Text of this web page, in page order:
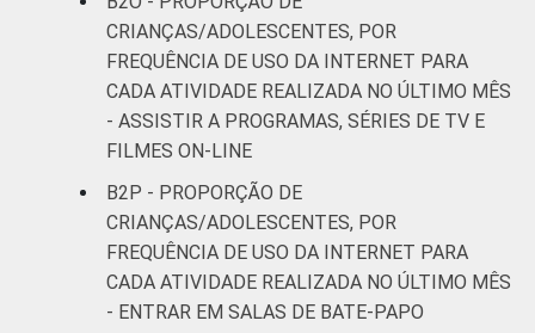
CRIANÇAS/ADOLESCENTES, POR
FREQUÊNCIA DE USO DA INTERNET PARA
CADA ATIVIDADE REALIZADA NO ÚLTIMO MÊS
- ASSISTIR A PROGRAMAS, SÉRIES DE TV E
FILMES ON-LINE
B2P - PROPORÇÃO DE
CRIANÇAS/ADOLESCENTES, POR
FREQUÊNCIA DE USO DA INTERNET PARA
CADA ATIVIDADE REALIZADA NO ÚLTIMO MÊS
- ENTRAR EM SALAS DE BATE-PAPO